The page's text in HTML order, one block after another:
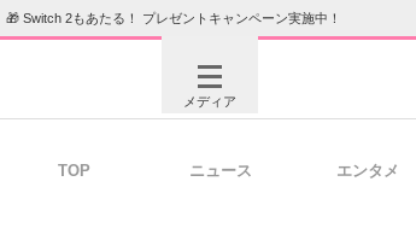
🎁 Switch 2もあたる！ プレゼントキャンペーン実施中！
メディア
TOP ニュース エンタメ